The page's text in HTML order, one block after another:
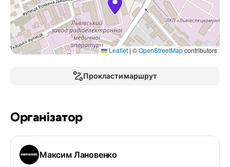
Leaflet | ©OpenStreetMapcontributors
Прокласти маршрут
Організатор
Максим Лановенко